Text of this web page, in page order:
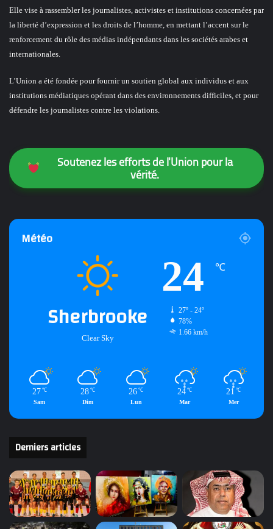
Elle vise à rassembler les journalistes, activistes et institutions concernées par
la liberté d’expression et les droits de l’homme, en mettant l’accent sur le
renforcement du rôle des médias indépendants dans les sociétés arabes et
internationales.
L’Union a été fondée pour fournir un soutien global aux individus et aux
institutions médiatiques opérant dans des environnements difficiles, et pour
défendre les journalistes contre les violations.
Soutenez les efforts de l'Union pour la
vérité.
Météo
Sherbrooke
Clear Sky
24 ℃
27º - 24º
78%
1.66 km/h
27 ℃
Sam
28 ℃
Dim
26 ℃
Lun
24 ℃
Mar
21 ℃
Mer
Derniers articles